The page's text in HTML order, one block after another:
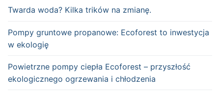
Twarda woda? Kilka trików na zmianę.
Pompy gruntowe propanowe: Ecoforest to inwestycja
w ekologię
Powietrzne pompy ciepła Ecoforest – przyszłość
ekologicznego ogrzewania i chłodzenia